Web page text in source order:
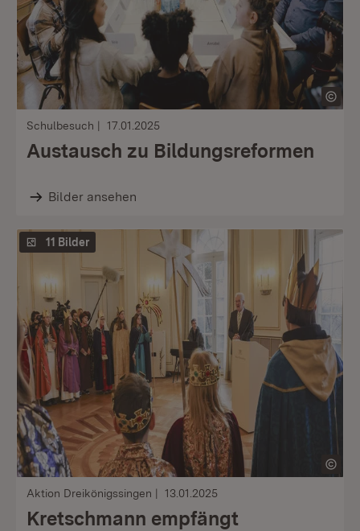
Schulbesuch 17.01.2025
Austausch zu Bildungsreformen
Bilder ansehen
11 Bilder
Aktion Dreikönigssingen 13.01.2025
Kretschmann empfängt